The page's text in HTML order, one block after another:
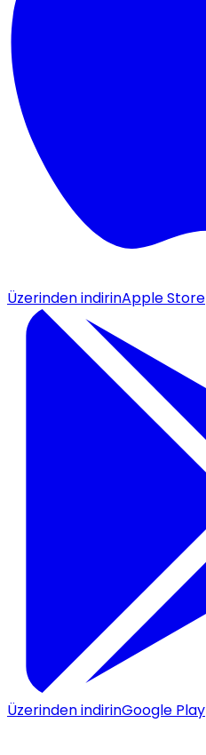
Üzerinden indirinApple Store
Üzerinden indirinGoogle Play